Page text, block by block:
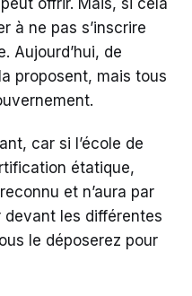
offrir. Mais, si cela
à ne pas s’inscrire
Aujourd’hui, de
proposent, mais tous
car si l’école de
étatique,
et n’aura par
les différentes
le déposerez pour